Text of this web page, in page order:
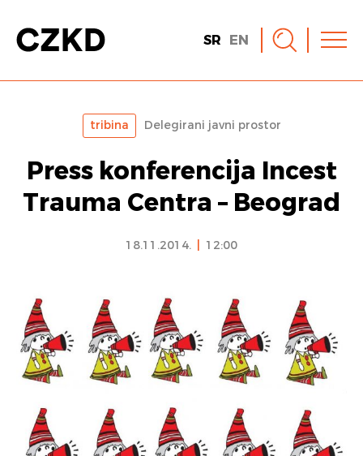
SR EN
tribina Delegirani javni prostor
Press konferencija Incest
Trauma Centra – Beograd
18.11.2014. 12:00